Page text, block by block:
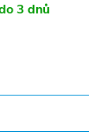
3 dnů